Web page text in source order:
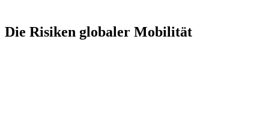
Die Risiken globaler Mobilität